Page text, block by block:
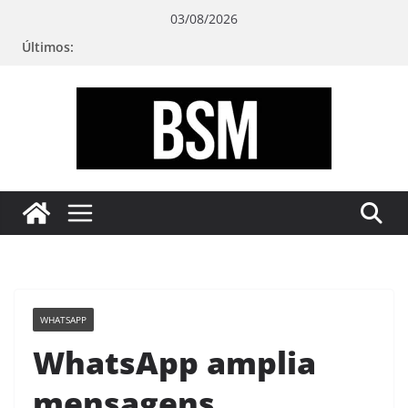
03/08/2026
Últimos:
sua
Mente
WHATSAPP
WhatsApp amplia